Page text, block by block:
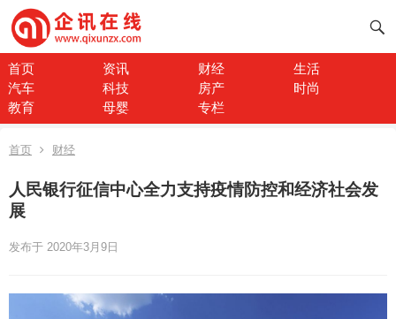
首页 资讯 财经
生活
汽车
科技 房产
时尚
教育
母婴 专栏
首页 财经
人民银行征信中心全力支持疫情防控和经济社会发
展
发布于 2020年3月9日